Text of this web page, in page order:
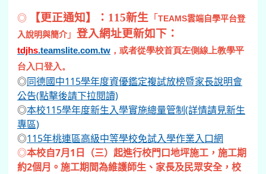
◎ 【更正通知】：115新生 「 TEAMS雲端自學平台登
入說明與簡介」 登入網址更新如下：
tdjhs.teamslite.com.tw ，或者從學校首頁左側線上教學平
台入口登入。
◎同德國中115學年度資優鑑定複試放榜暨家長說明會
公告(點擊後請下拉閱讀)
◎本校115學年度新生入學實施總量管制(詳情請見新生
專區)
◎115年桃連區高級中等學校免試入學作業入口網
◎本校自7月1日（三）起進行校門口地坪施工，施工期
約2個月。施工期間為維護師生、家長及民眾安全，校